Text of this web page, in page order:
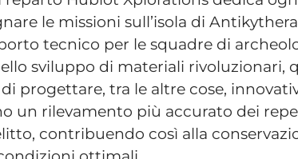
le missioni sull’isola di
tecnico per le squadre di
sviluppo di materiali rivoluzionari,
progettare, tra le altre cose,
un rilevamento più accurato dei
contribuendo così alla